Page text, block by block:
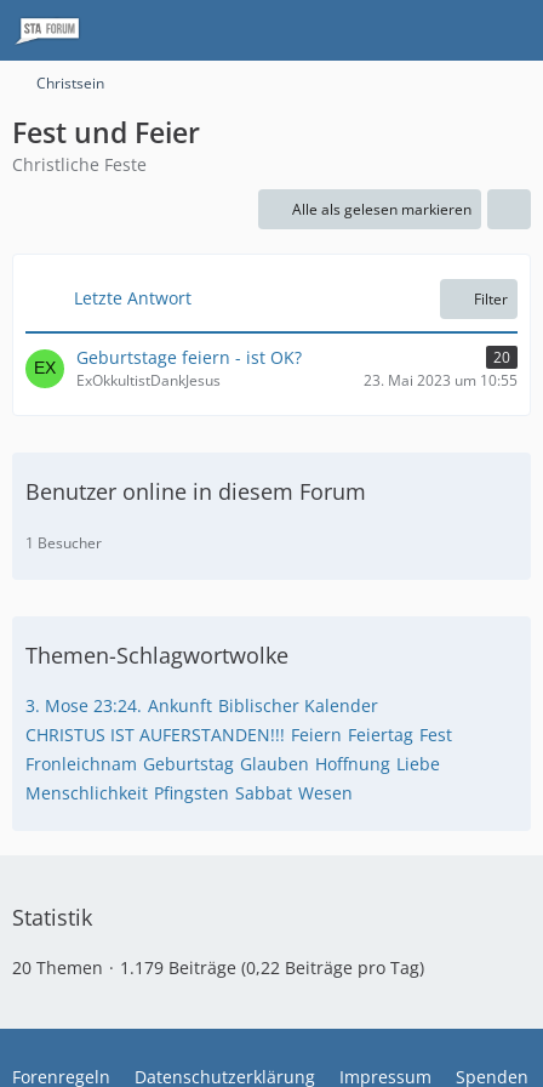
Christsein
Fest und Feier
Christliche Feste
Alle als gelesen markieren
Letzte Antwort Filter
Geburtstage feiern - ist OK?
20
ExOkkultistDankJesus
23. Mai 2023 um 10:55
Benutzer online in diesem Forum
1 Besucher
Themen-Schlagwortwolke
3. Mose 23:24. Ankunft Biblischer Kalender
CHRISTUS IST AUFERSTANDEN!!! Feiern Feiertag Fest
Fronleichnam Geburtstag Glauben Hoffnung Liebe
Menschlichkeit Pfingsten Sabbat Wesen
Statistik
20 Themen 1.179 Beiträge (0,22 Beiträge pro Tag)
Forenregeln Datenschutzerklärung Impressum Spenden